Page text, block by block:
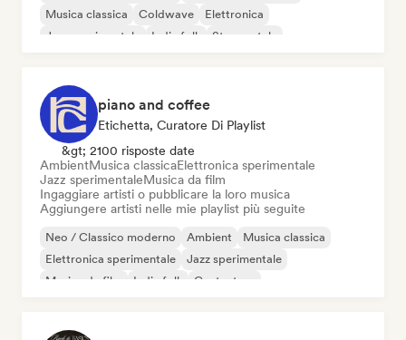
Musica classica
Coldwave
Elettronica
Jazz sperimentale
Indie folk Strumentale
piano and coffee
Etichetta, Curatore Di Playlist
&gt; 2100 risposte date
AmbientMusica classicaElettronica sperimentale
Jazz sperimentaleMusica da film
Ingaggiare artisti o pubblicare la loro musica
Aggiungere artisti nelle mie playlist più seguite
Neo / Classico moderno Ambient
Musica classica
Elettronica sperimentale
Jazz sperimentale
Musica da film
Indie folk Cantautore